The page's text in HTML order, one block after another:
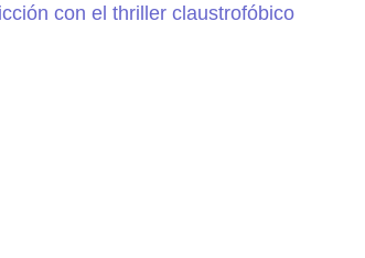
con el thriller claustrofóbico